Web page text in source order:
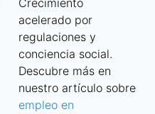
Crecimiento
acelerado por
regulaciones y
conciencia social.
Descubre más en
nuestro artículo sobre
empleo en